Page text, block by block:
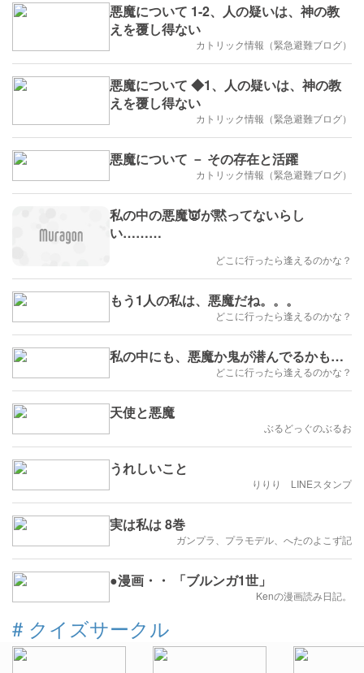
悪魔について 1-2、人の疑いは、神の教
えを覆し得ない
カトリック情報（緊急避難ブログ）
悪魔について ◆1、人の疑いは、神の教
えを覆し得ない
カトリック情報（緊急避難ブログ）
悪魔について － その存在と活躍
カトリック情報（緊急避難ブログ）
私の中の悪魔👿が黙ってないらし
い………
どこに行ったら逢えるのかな？
もう1人の私は、悪魔だね。。。
どこに行ったら逢えるのかな？
私の中にも、悪魔か鬼が潜んでるかも…
どこに行ったら逢えるのかな？
天使と悪魔
ぶるどっぐのぶるお
うれしいこと
りりり LINEスタンプ
実は私は 8巻
ガンプラ、プラモデル、へたのよこず記
●漫画・・ 「ブルンガ1世」
Kenの漫画読み日記。
# クイズサークル